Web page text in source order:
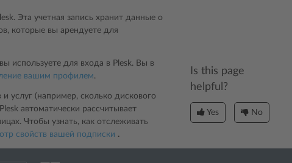
Эта учетная запись хранит данные о
которые вы арендуете для
используете для входа в Plesk. Вы в
вашим профилем.
услуг (например, сколько дискового
автоматически рассчитывает
Чтобы узнать, как отслеживать
свойств вашей подписки .
Is this page
helpful?
Yes No